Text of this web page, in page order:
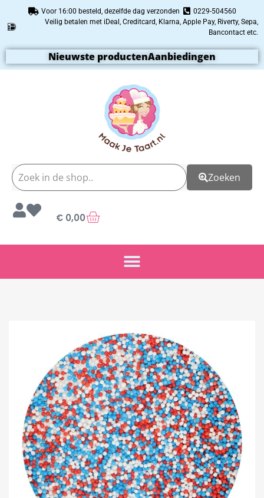
Voor 16:00 besteld, dezelfde dag verzonden
0229-504560
Veilig betalen met iDeal, Creditcard, Klarna, Apple Pay, Riverty, Sepa,
Bancontact etc.
Nieuwste productenAanbiedingen
Zoeken
€ 0,00